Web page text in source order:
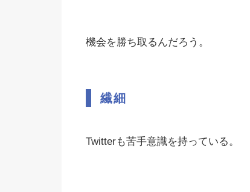
機会を勝ち取るんだろう。
繊細
Twitterも苦手意識を持っている。